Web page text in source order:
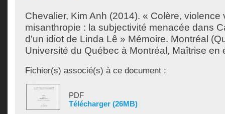
Chevalier, Kim Anh (2014). « Colère, violence
misanthropie : la subjectivité menacée dans
d'un idiot de Linda Lê » Mémoire. Montréal
Université du Québec à Montréal, Maîtrise en
Fichier(s) associé(s) à ce document :
PDF
Télécharger (26MB)